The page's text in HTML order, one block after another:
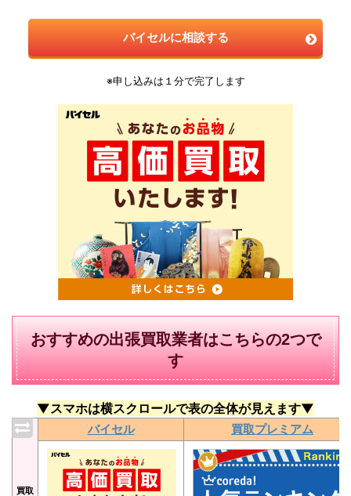
バイセルに相談する
※申し込みは１分で完了します
おすすめの出張買取業者はこちらの2つで
す
▼スマホは横スクロールで表の全体が見えます▼
買取
バイセル 買取プレミアム